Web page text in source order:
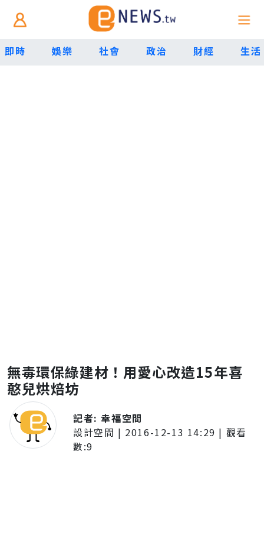
即時 娛樂 社會 政治 財經 生活
無毒環保綠建材！用愛心改造15年喜
憨兒烘焙坊
記者:幸福空間
設計空間 | 2016-12-13 14:29 | 觀看
數:9